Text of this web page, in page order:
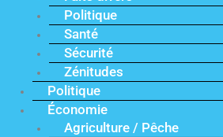
Politique
Santé
Sécurité
Zénitudes
Politique
Économie
Agriculture / Pêche